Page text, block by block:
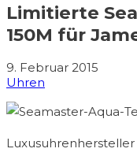
Limitierte
150M für
9. Februar 2015
Uhren